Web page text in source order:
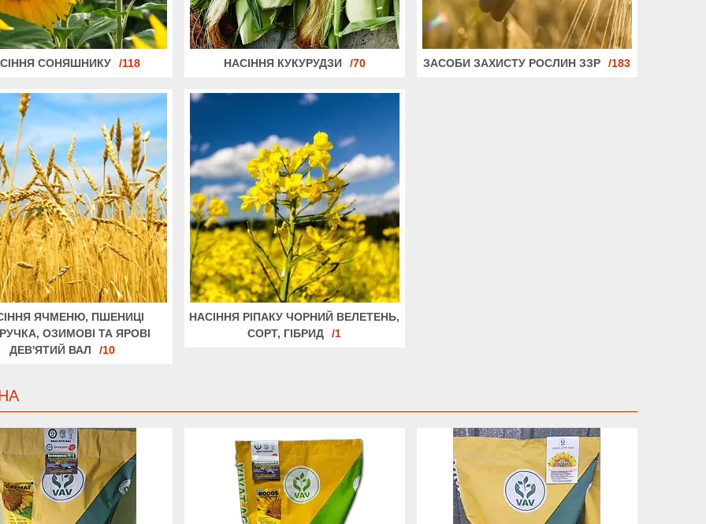
СОНЯШНИКУ 118 НАСІННЯ КУКУРУДЗИ 70 ЗАСОБИ ЗАХИСТУ РОСЛИН ЗЗР 183
ЯЧМЕНЮ, ПШЕНИЦІ
ОЗИМОВІ ТА ЯРОВІ
ДЕВ'ЯТИЙ ВАЛ
10
НАСІННЯ РІПАКУ ЧОРНИЙ ВЕЛЕТЕНЬ,
СОРТ, ГІБРИД
1